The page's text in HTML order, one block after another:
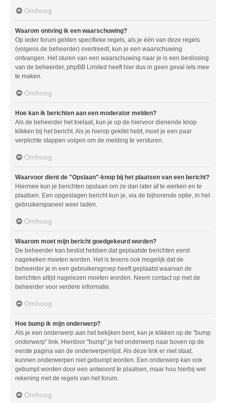
Omhoog
Waarom ontving ik een waarschuwing?
Op ieder forum gelden specifieke regels, als je één van deze regels
(volgens de beheerder) overtreedt, kun je een waarschuwing
ontvangen. Het sturen van een waarschuwing naar je is een beslissing
van de beheerder, phpBB Limited heeft hier dus in geen geval iets mee
te maken.
Omhoog
Hoe kan ik berichten aan een moderator melden?
Als de beheerder het toelaat, kun je op de hiervoor dienende knop
klikken bij het bericht. Als je hierop geklikt hebt, moet je een paar
verplichte stappen volgen om de melding te versturen.
Omhoog
Waarvoor dient de "Opslaan"-knop bij het plaatsen van een bericht?
Hiermee kun je berichten opslaan om ze dan later af te werken en te
plaatsen. Een opgeslagen bericht kun je, via de bijhorende optie, in het
gebruikerspaneel weer laden.
Omhoog
Waarom moet mijn bericht goedgekeurd worden?
De beheerder kan beslist hebben dat geplaatste berichten eerst
nagekeken moeten worden. Het is tevens ook mogelijk dat de
beheerder je in een gebruikersgroep heeft geplaatst waarvan de
berichten altijd nagelezen moeten worden. Neem contact op met de
beheerder voor verdere informatie.
Omhoog
Hoe bump ik mijn onderwerp?
Als je een onderwerp aan het bekijken bent, kan je klikken op de "bump
onderwerp" link. Hierdoor "bump" je het onderwerp naar boven op de
eerste pagina van de onderwerpenlijst. Als deze link er niet staat,
kunnen onderwerpen niet gebumpt worden. Een onderwerp kan ook
gebumpt worden door een antwoord te plaatsen, maar hou hierbij wel
rekening met de regels van het forum.
Omhoog